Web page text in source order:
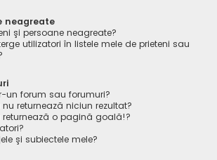
neagreate
şi persoane neagreate?
utilizatori în listele mele de prieteni sau
un forum sau forumuri?
returnează niciun rezultat?
o pagină goală!?
şi subiectele mele?